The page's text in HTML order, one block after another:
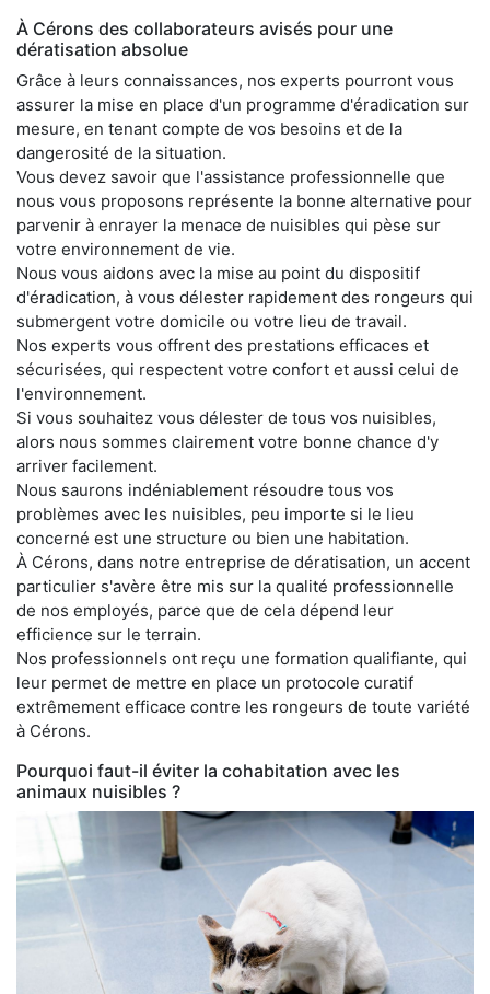
À Cérons des collaborateurs avisés pour une
dératisation absolue
Grâce à leurs connaissances, nos experts pourront vous
assurer la mise en place d'un programme d'éradication sur
mesure, en tenant compte de vos besoins et de la
dangerosité de la situation.
Vous devez savoir que l'assistance professionnelle que
nous vous proposons représente la bonne alternative pour
parvenir à enrayer la menace de nuisibles qui pèse sur
votre environnement de vie.
Nous vous aidons avec la mise au point du dispositif
d'éradication, à vous délester rapidement des rongeurs qui
submergent votre domicile ou votre lieu de travail.
Nos experts vous offrent des prestations efficaces et
sécurisées, qui respectent votre confort et aussi celui de
l'environnement.
Si vous souhaitez vous délester de tous vos nuisibles,
alors nous sommes clairement votre bonne chance d'y
arriver facilement.
Nous saurons indéniablement résoudre tous vos
problèmes avec les nuisibles, peu importe si le lieu
concerné est une structure ou bien une habitation.
À Cérons, dans notre entreprise de dératisation, un accent
particulier s'avère être mis sur la qualité professionnelle
de nos employés, parce que de cela dépend leur
efficience sur le terrain.
Nos professionnels ont reçu une formation qualifiante, qui
leur permet de mettre en place un protocole curatif
extrêmement efficace contre les rongeurs de toute variété
à Cérons.
Pourquoi faut-il éviter la cohabitation avec les
animaux nuisibles ?